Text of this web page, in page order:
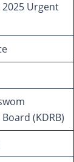
Urgent
(KDRB)